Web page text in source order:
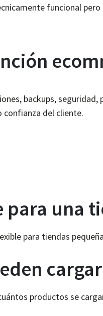
funcional
backups,
confianza del cliente.
una
para tiendas
productos se